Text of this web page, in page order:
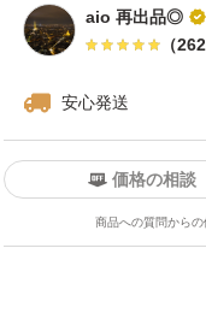
aio 再出品◎
（
安心発送
価格の相談
商品への質問から